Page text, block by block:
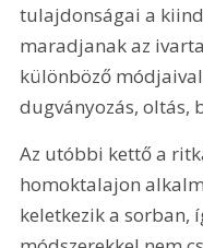
tulajdonságai a
maradjanak az
különböző
dugványozás, oltás,
Az utóbbi kettő a
homoktalajon
keletkezik a sorban,